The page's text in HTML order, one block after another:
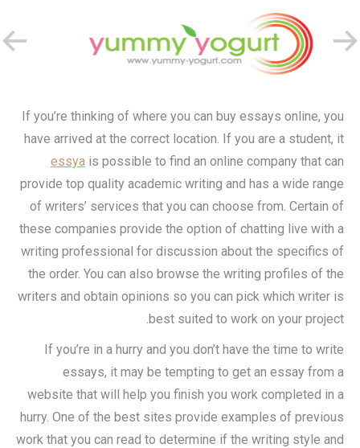
If you’re thinking of where you can buy essays online, you
have arrived at the correct location. If you are a student, it
essya is possible to find an online company that can
provide top quality academic writing and has a wide range
of writers’ services that you can choose from. Certain of
these companies provide the option of chatting live with a
writing professional for discussion about the specifics of
the order. You can also browse the writing profiles of the
writers and obtain opinions so you can pick which writer is
best suited to work on your project.
If you’re in a hurry and you don’t have the time to write
essays, it may be tempting to get an essay from a
website that will help you finish you work completed in a
hurry. One of the best sites provide examples of previous
work that you can read to determine if the writing style and